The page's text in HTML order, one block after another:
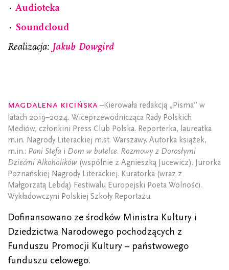
⋅ Audioteka
⋅ Soundcloud
Realizacja: Jakub Dowgird
Magdalena Kicińska –Kierowała redakcją „Pisma” w
latach 2019–2024. Wiceprzewodnicząca Rady Polskich
Mediów, członkini Press Club Polska. Reporterka, laureatka
m.in. Nagrody Literackiej m.st. Warszawy. Autorka książek,
m.in.: Pani Stefa i Dom w butelce. Rozmowy z Dorosłymi
Dziećmi Alkoholików (wspólnie z Agnieszką Jucewicz). Jurorka
Poznańskiej Nagrody Literackiej. Kuratorka (wraz z
Małgorzatą Lebdą) Festiwalu Europejski Poeta Wolności.
Wykładowczyni Polskiej Szkoły Reportażu.
Dofinansowano ze środków Ministra Kultury i
Dziedzictwa Narodowego pochodzących z
Funduszu Promocji Kultury – państwowego
funduszu celowego.